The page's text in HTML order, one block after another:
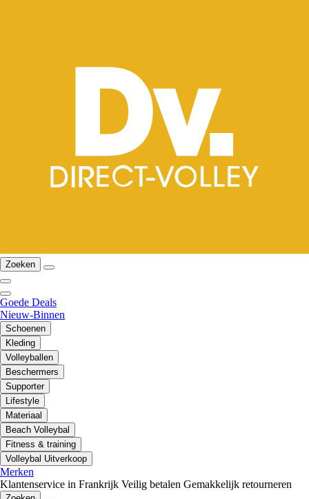
Zoeken
Goede Deals
Nieuw-Binnen
Schoenen
Kleding
Volleyballen
Beschermers
Supporter
Lifestyle
Materiaal
Beach Volleybal
Fitness & training
Volleybal Uitverkoop
Merken
Klantenservice in Frankrijk Veilig betalen Gemakkelijk retourneren